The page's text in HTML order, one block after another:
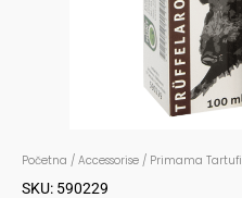
Početna / Accessorise / Primama Tartufi
SKU: 590229